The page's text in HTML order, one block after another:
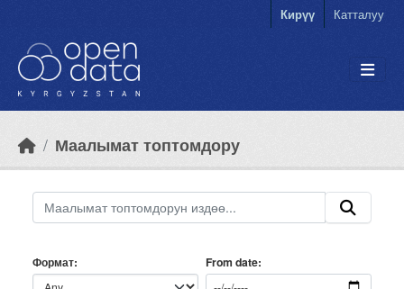
Кирүү Катталуу
Маалымат топтомдору
Формат From date